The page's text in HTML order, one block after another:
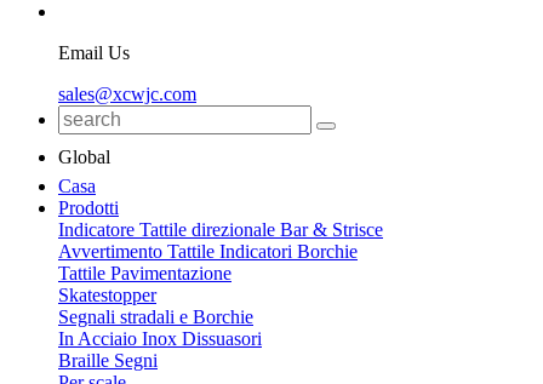
Email Us
sales@xcwjc.com
Global
Casa
Prodotti
Indicatore Tattile direzionale Bar & Strisce
Avvertimento Tattile Indicatori Borchie
Tattile Pavimentazione
Skatestopper
Segnali stradali e Borchie
In Acciaio Inox Dissuasori
Braille Segni